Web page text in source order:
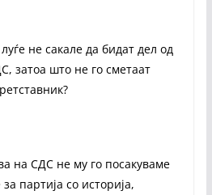
не сакале да бидат дел од
затоа што не го сметаат
на СДС не му го посакуваме
партија со историја,